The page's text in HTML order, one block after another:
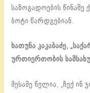
საზოგადოების წინაშე
ბოტი წარდგებიან.
ხათუნა კაკაბაძე,
ურთიერთობის
მესამე წელია, „ჩექ